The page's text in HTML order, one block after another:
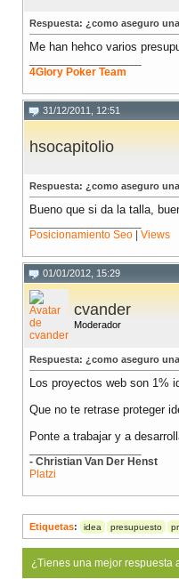
Respuesta: ¿como aseguro
Me han hehco varios
4Glory Poker Team
31/12/2011, 12:51
hsocapitolio
Respuesta: ¿como aseguro
Bueno que si da la talla,
Posicionamiento Seo
Views
01/01/2012, 15:29
cvander
Moderador
Respuesta: ¿como aseguro
Los proyectos web son 1%
Que no te retrase proteger
Ponte a trabajar y a
- Christian Van Der Henst
Platzi
Etiquetas: idea presupuesto
¿Tienes una mejor respuesta